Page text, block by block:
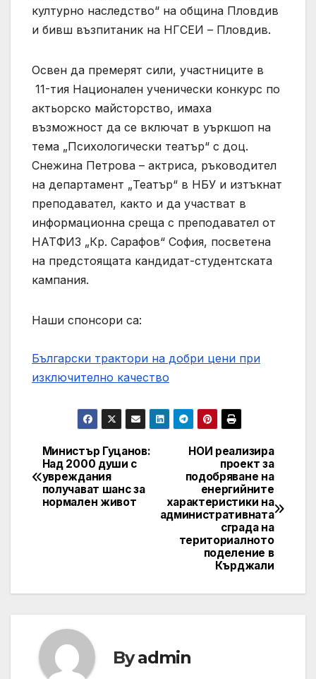
културно наследство“ на община Пловдив
и бивш възпитаник на НГСЕИ – Пловдив.
Освен да премерят сили, участниците в
11-тия Национален ученически конкурс по
актьорско майсторство, имаха
възможност да се включат в уъркшоп на
тема „Психологически театър“ с доц.
Снежина Петрова – актриса, ръководител
на департамент „Театър“ в НБУ и изтъкнат
преподавател, както и да участват в
информационна среща с преподавател от
НАТФИЗ „Кр. Сарафов“ София, посветена
на предстоящата кандидат-студентската
кампания.
Наши спонсори са:
Български трактори на добри цени при
изключително качество
Post
navigation
НОИ реализира
проект за
подобряване на
енергийните
характеристики на
административната
сграда на
териториалното
поделение в
Кърджали
Министър Гуцанов:
Над 2000 души с
увреждания
получават шанс за
нормален живот
Byadmin